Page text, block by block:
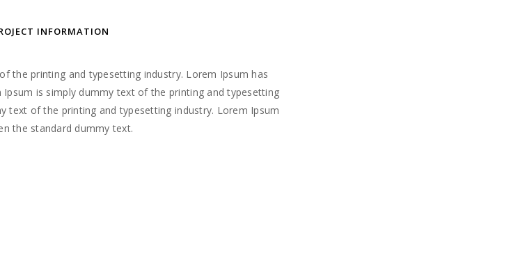
INFORMATION
the printing and typesetting industry. Lorem Ipsum has
is simply dummy text of the printing and typesetting
text of the printing and typesetting industry. Lorem Ipsum
the standard dummy text.